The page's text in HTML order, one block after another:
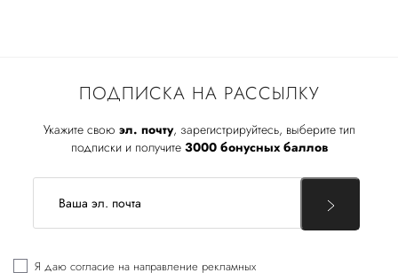
ПОДПИСКА НА РАССЫЛКУ
Укажите свою эл. почту, зарегистрируйтесь, выберите тип
подписки и получите 3000 бонусных баллов
Я даю согласие на направление рекламных